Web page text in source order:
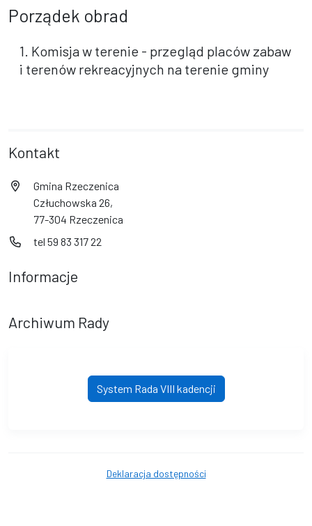
Porządek obrad
1. Komisja w terenie - przegląd placów zabaw
i terenów rekreacyjnych na terenie gminy
Kontakt
Gmina Rzeczenica
Człuchowska 26,
77-304 Rzeczenica
tel 59 83 317 22
Informacje
Archiwum Rady
System Rada VIII kadencji
Deklaracja dostępności